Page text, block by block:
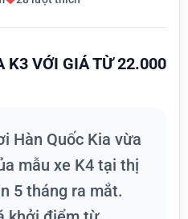
K3 VỚI GIÁ TỪ 22.000
Hàn Quốc Kia vừa
mẫu xe K4 tại thị
5 tháng ra mắt.